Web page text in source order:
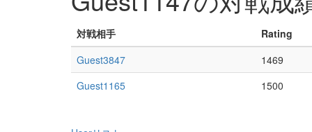
対戦相手 Rating
Guest3847
1469
Guest1165
1500